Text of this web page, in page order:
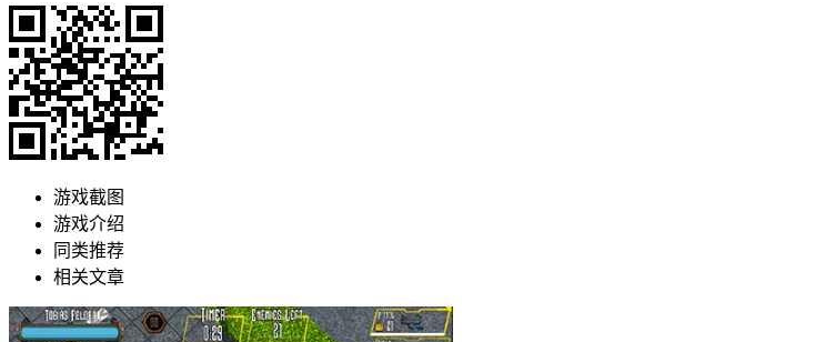
游戏截图
游戏介绍
同类推荐
相关文章